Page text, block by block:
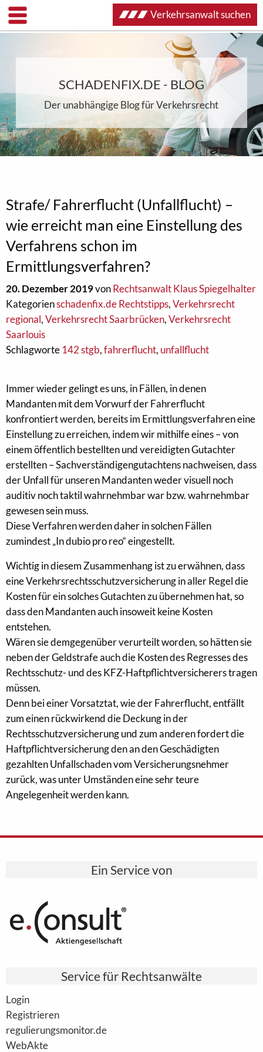
SCHADENFIX.DE - BLOG
Der unabhängige Blog für Verkehrsrecht
Strafe/ Fahrerflucht (Unfallflucht) –
wie erreicht man eine Einstellung des
Verfahrens schon im
Ermittlungsverfahren?
20. Dezember 2019vonRechtsanwalt Klaus Spiegelhalter
Kategorienschadenfix.de Rechtstipps,Verkehrsrecht
regional,Verkehrsrecht Saarbrücken,Verkehrsrecht
Saarlouis
Schlagworte 142 stgb,fahrerflucht, unfallflucht
Immer wieder gelingt es uns, in Fällen, in denen
Mandanten mit dem Vorwurf der Fahrerflucht
konfrontiert werden, bereits im Ermittlungsverfahren eine
Einstellung zu erreichen, indem wir mithilfe eines – von
einem öffentlich bestellten und vereidigten Gutachter
erstellten – Sachverständigengutachtens nachweisen, dass
der Unfall für unseren Mandanten weder visuell noch
auditiv noch taktil wahrnehmbar war bzw. wahrnehmbar
gewesen sein muss.
Diese Verfahren werden daher in solchen Fällen
zumindest „In dubio pro reo“ eingestellt.
Wichtig in diesem Zusammenhang ist zu erwähnen, dass
eine Verkehrsrechtsschutzversicherung in aller Regel die
Kosten für ein solches Gutachten zu übernehmen hat, so
dass den Mandanten auch insoweit keine Kosten
entstehen.
Wären sie demgegenüber verurteilt worden, so hätten sie
neben der Geldstrafe auch die Kosten des Regresses des
Rechtsschutz- und des KFZ-Haftpflichtversicherers tragen
müssen.
Denn bei einer Vorsatztat, wie der Fahrerflucht, entfällt
zum einen rückwirkend die Deckung in der
Rechtsschutzversicherung und zum anderen fordert die
Haftpflichtversicherung den an den Geschädigten
gezahlten Unfallschaden vom Versicherungsnehmer
zurück, was unter Umständen eine sehr teure
Angelegenheit werden kann.
Ein Service von
Service für Rechtsanwälte
Login
Registrieren
regulierungsmonitor.de
WebAkte
Verkehrsanwalt suchen